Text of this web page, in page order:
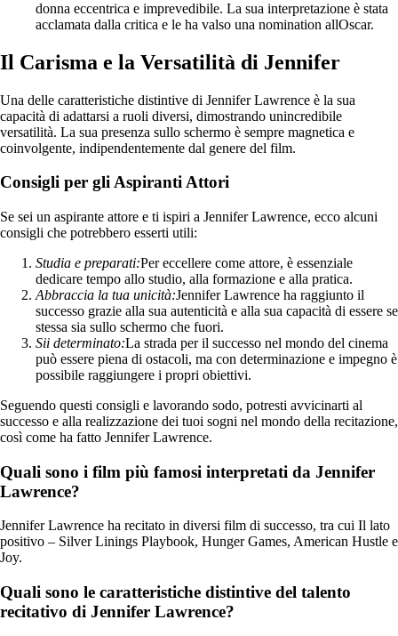
donna eccentrica e imprevedibile. La sua interpretazione è stata
acclamata dalla critica e le ha valso una nomination allOscar.
Il Carisma e la Versatilità di Jennifer
Una delle caratteristiche distintive di Jennifer Lawrence è la sua
capacità di adattarsi a ruoli diversi, dimostrando unincredibile
versatilità. La sua presenza sullo schermo è sempre magnetica e
coinvolgente, indipendentemente dal genere del film.
Consigli per gli Aspiranti Attori
Se sei un aspirante attore e ti ispiri a Jennifer Lawrence, ecco alcuni
consigli che potrebbero esserti utili:
Studia e preparati:Per eccellere come attore, è essenziale
dedicare tempo allo studio, alla formazione e alla pratica.
Abbraccia la tua unicità:Jennifer Lawrence ha raggiunto il
successo grazie alla sua autenticità e alla sua capacità di essere se
stessa sia sullo schermo che fuori.
Sii determinato:La strada per il successo nel mondo del cinema
può essere piena di ostacoli, ma con determinazione e impegno è
possibile raggiungere i propri obiettivi.
Seguendo questi consigli e lavorando sodo, potresti avvicinarti al
successo e alla realizzazione dei tuoi sogni nel mondo della recitazione,
così come ha fatto Jennifer Lawrence.
Quali sono i film più famosi interpretati da Jennifer
Lawrence?
Jennifer Lawrence ha recitato in diversi film di successo, tra cui Il lato
positivo – Silver Linings Playbook, Hunger Games, American Hustle e
Joy.
Quali sono le caratteristiche distintive del talento
recitativo di Jennifer Lawrence?